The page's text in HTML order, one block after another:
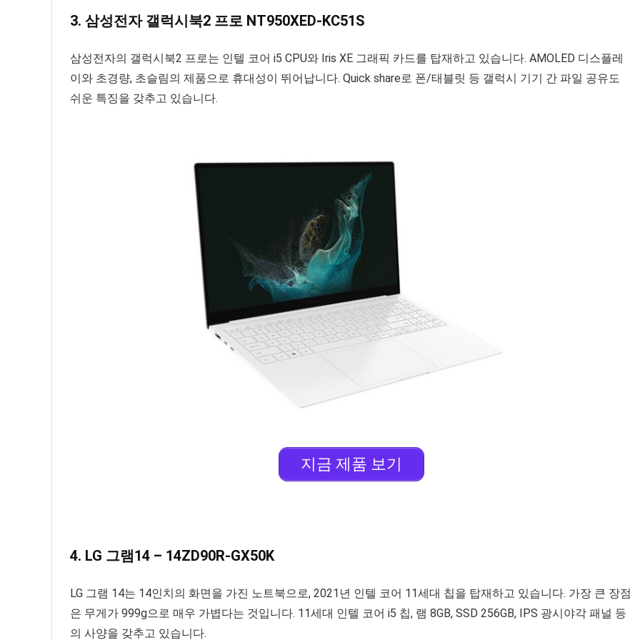
3. 삼성전자 갤럭시북2 프로 NT950XED-KC51S
삼성전자의 갤럭시북2 프로는 인텔 코어 i5 CPU와 Iris XE 그래픽 카드를 탑재하고 있습니다. AMOLED 디스플레
이와 초경량, 초슬림의 제품으로 휴대성이 뛰어납니다. Quick share로 폰/태블릿 등 갤럭시 기기 간 파일 공유도
쉬운 특징을 갖추고 있습니다.
지금 제품 보기
4. LG 그램14 – 14ZD90R-GX50K
LG 그램 14는 14인치의 화면을 가진 노트북으로, 2021년 인텔 코어 11세대 칩을 탑재하고 있습니다. 가장 큰 장점
은 무게가 999g으로 매우 가볍다는 것입니다. 11세대 인텔 코어 i5 칩, 램 8GB, SSD 256GB, IPS 광시야각 패널 등
의 사양을 갖추고 있습니다.